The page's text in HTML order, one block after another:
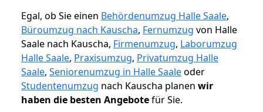
Egal, ob Sie einen Behördenumzug Halle Saale,
Büroumzug nach Kauscha, Fernumzug von Halle
Saale nach Kauscha, Firmenumzug, Laborumzug
Halle Saale, Praxisumzug, Privatumzug Halle
Saale, Seniorenumzug in Halle Saaleoder
Studentenumzug nach Kauscha planen wir
haben die besten Angebotefür Sie.